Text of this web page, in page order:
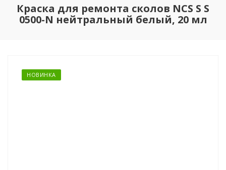
Краска для ремонта сколов NCS S S
0500-N нейтральный белый, 20 мл
НОВИНКА